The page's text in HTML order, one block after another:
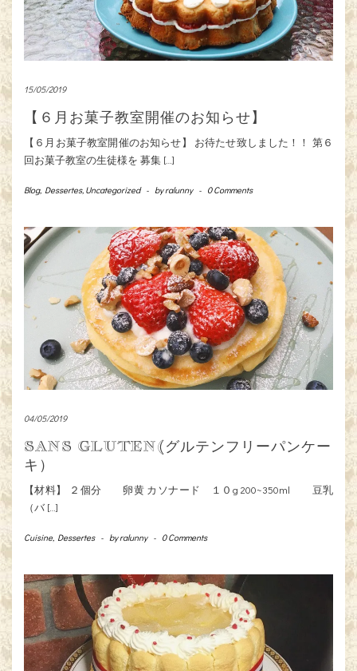
15/05/2019
【６月お菓子教室開催のお知らせ】
【６月お菓子教室開催のお知らせ】 お待たせ致しました！！ 第６
回お菓子教室の生徒様を 募集 […]
Blog, Dessertes, Uncategorized - byralunny - 0 Comments
04/05/2019
SANS GLUTEN(グルテンフリーパンケー
キ）
【材料】 ２個分 卵黄 カソナード １０g 200~350ml 豆乳
（バ […]
Cuisine, Dessertes - byralunny - 0 Comments